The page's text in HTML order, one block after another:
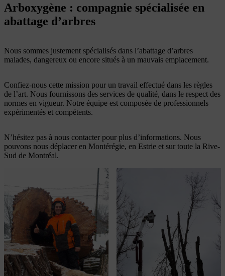
Arboxygène : compagnie spécialisée en
abattage d’arbres
Nous sommes justement spécialisés dans l’abattage d’arbres
malades, dangereux ou encore situés à un mauvais emplacement.
Confiez-nous cette mission pour un travail effectué dans les règles
de l’art. Nous fournissons des services de qualité, dans le respect des
normes en vigueur. Notre équipe est composée de professionnels
expérimentés et compétents.
N’hésitez pas à nous contacter pour plus d’informations. Nous
pouvons nous déplacer en Montérégie, en Estrie et sur toute la Rive-
Sud de Montréal.